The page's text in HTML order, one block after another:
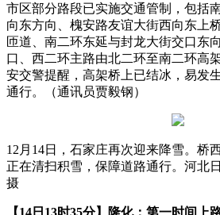
市区部分路段已实施交通管制，包括
向东方向、槐安路友谊大街西向东上
匝道、南二环东延与封龙大街交口东
口、西二环主路由北二环至南二环高
安交警提醒，高架桥上已结冰，易发
通行。（通讯员贾毅钢）
12月14日，石家庄再次迎来降雪。桥
正在清扫积雪，保障道路通行。河北
摄
【14日13时35分】隆化：第一时间上